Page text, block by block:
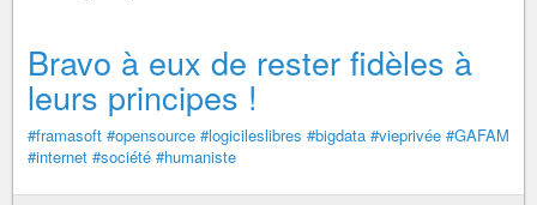
Bravo à eux de rester fidèles à
leurs principes !
#framasoft #opensource #logicileslibres #bigdata #vieprivée #GAFAM
#internet #société #humaniste